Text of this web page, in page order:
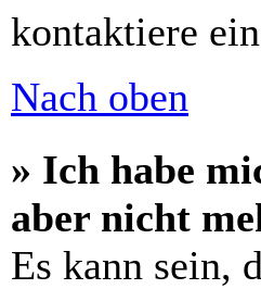
kontaktiere
Nach oben
» Ich habe
aber nicht
Es kann sein,